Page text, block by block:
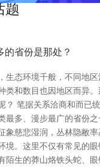
题
的省份是那处？
生态环境千般，不同地区
类和数目也因地区而异
？ 笔据关系洽商和而已
最多、漫步最广的省份
象慈悲湿润，丛林隐敝
境。这里不仅有常见的
陌生的莽山烙铁头蛇、眼